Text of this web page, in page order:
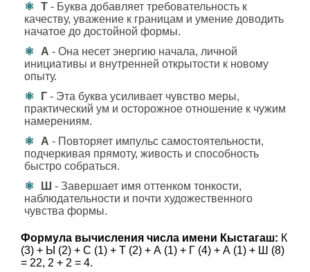
Т - Буква добавляет требовательность к
качеству, уважение к границам и умение доводить
начатое до достойной формы.
А - Она несет энергию начала, личной
инициативы и внутренней открытости к новому
опыту.
Г - Эта буква усиливает чувство меры,
практический ум и осторожное отношение к чужим
намерениям.
А - Повторяет импульс самостоятельности,
подчеркивая прямоту, живость и способность
быстро собраться.
Ш - Завершает имя оттенком тонкости,
наблюдательности и почти художественного
чувства формы.
Формула вычисления числа имени Кыстагаш: К
(3) + Ы (2) + С (1) + Т (2) + А (1) + Г (4) + А (1) + Ш (8)
= 22, 2 + 2 = 4.